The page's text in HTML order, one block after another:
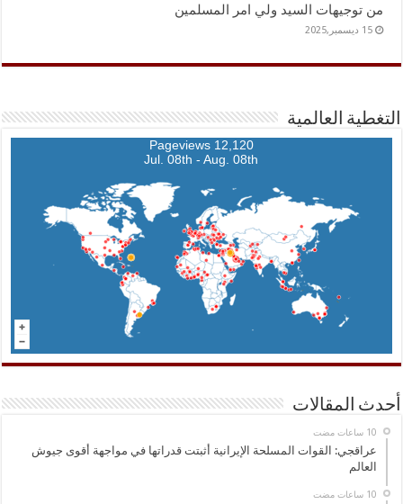
من توجيهات السيد ولي امر المسلمين
15 ديسمبر,2025
التغطية العالمية
12,120 Pageviews
Jul. 08th - Aug. 08th
أحدث المقالات
عراقجي: القوات المسلحة الإيرانية أثبتت قدراتها في مواجهة أقوى جيوش
العالم